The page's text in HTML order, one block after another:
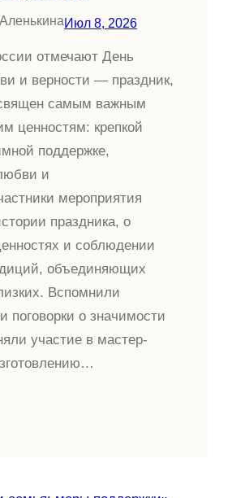
Июл 8, 2026
отмечают День
и верности — праздник,
самым важным
ценностям: крепкой
поддержке,
и
мероприятия
праздника, о
и соблюдении
объединяющих
Вспомнили
поговорки о значимости
участие в мастер-